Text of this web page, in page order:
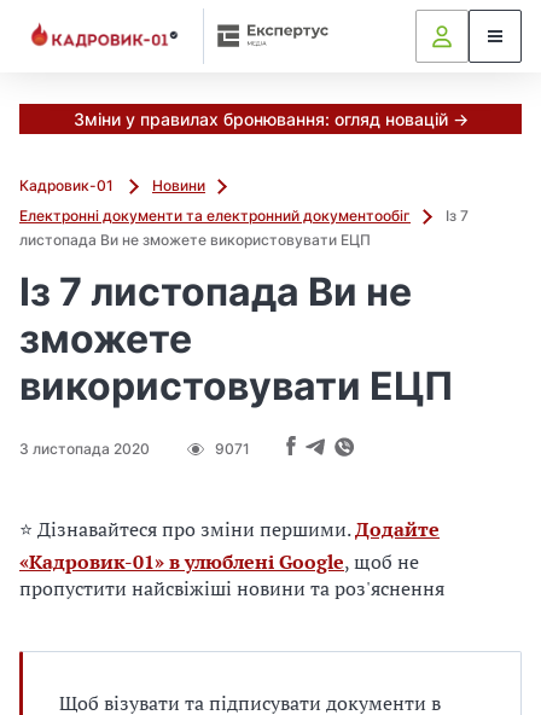
Зміни у правилах бронювання: огляд новацій →
Кадровик-01
Новини
Електронні документи та електронний документообіг
Із 7
листопада Ви не зможете використовувати ЕЦП
Із 7 листопада Ви не
зможете
використовувати ЕЦП
3 листопада 2020 9071
⭐ Дізнавайтеся про зміни першими.Додайте
«Кадровик-01» в улюблені Google, щоб не
пропустити найсвіжіші новини та роз'яснення
Щоб візувати та підписувати документи в